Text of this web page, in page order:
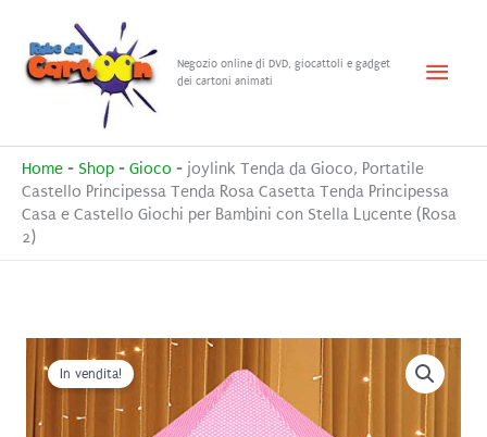
contenuto
Negozio online di DVD, giocattoli e gadget
dei cartoni animati
Menu
Home - Shop - Gioco - joylink Tenda da Gioco, Portatile
Castello Principessa Tenda Rosa Casetta Tenda Principessa
Casa e Castello Giochi per Bambini con Stella Lucente (Rosa
2)
In vendita!